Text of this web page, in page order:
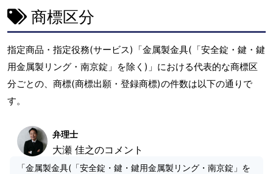
商標区分
指定商品・指定役務(サービス)「金属製金具(「安全錠・鍵・鍵
用金属製リング・南京錠」を除く)」における代表的な商標区
分ごとの、商標(商標出願・登録商標)の件数は以下の通りで
す。
弁理士
大瀬 佳之のコメント
「金属製金具(「安全錠・鍵・鍵用金属製リング・南京錠」を